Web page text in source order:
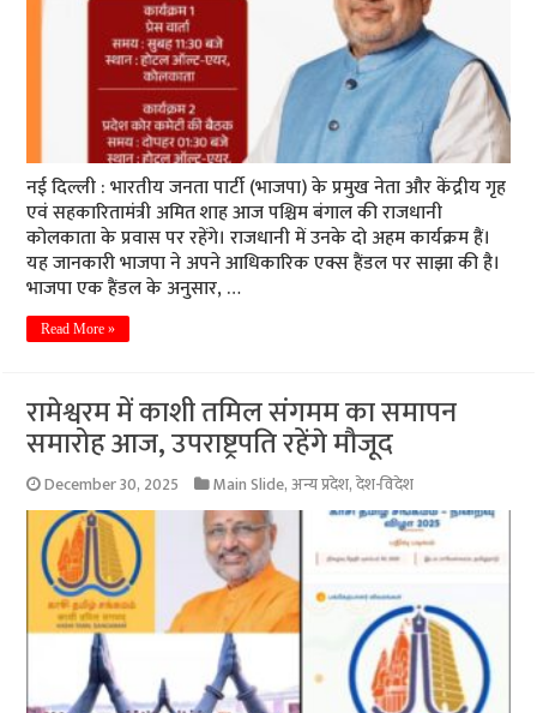
नई दिल्ली : भारतीय जनता पार्टी (भाजपा) के प्रमुख नेता और केंद्रीय गृह
एवं सहकारितामंत्री अमित शाह आज पश्चिम बंगाल की राजधानी
कोलकाता के प्रवास पर रहेंगे। राजधानी में उनके दो अहम कार्यक्रम हैं।
यह जानकारी भाजपा ने अपने आधिकारिक एक्स हैंडल पर साझा की है।
भाजपा एक हैंडल के अनुसार, …
Read More »
रामेश्वरम में काशी तमिल संगमम का समापन
समारोह आज, उपराष्ट्रपति रहेंगे मौजूद
December 30, 2025 Main Slide,अन्य प्रदेश,देश-विदेश